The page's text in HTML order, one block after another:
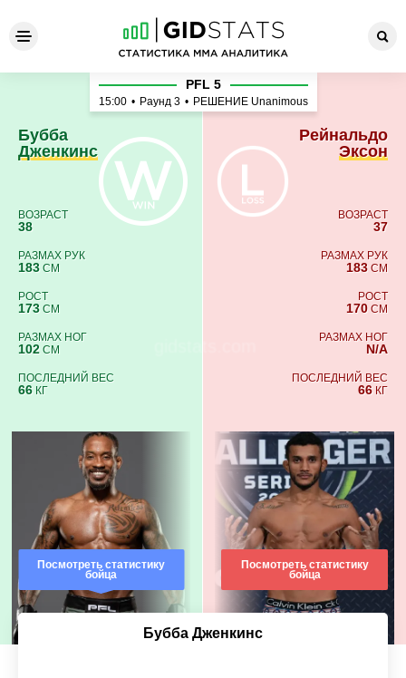
Бубба Дженкинс -
Бубба
Дженкинс
ВОЗРАСТ
38
РАЗМАХ РУК
183 СМ
РОСТ
173 СМ
РАЗМАХ НОГ
102 СМ
ПОСЛЕДНИЙ ВЕС
66 КГ
Посмотреть статистику
бойца
PFL 5
15:00 • Раунд 3 • РЕШЕНИЕ Unanimous
Рейнальдо
Эксон
ВОЗРАСТ
37
РАЗМАХ РУК
183 СМ
РОСТ
170 СМ
РАЗМАХ НОГ
N/A
ПОСЛЕДНИЙ ВЕС
66 КГ
Посмотреть статистику
бойца
Бубба Дженкинс